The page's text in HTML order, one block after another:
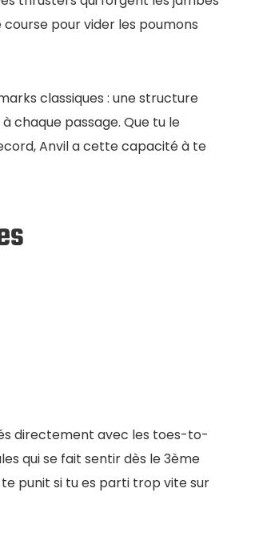
pour vider les poumons
classiques : une structure
chaque passage. Que tu le
Anvil a cette capacité à te
directement avec les toes-to-
qui se fait sentir dès le 3ème
punit si tu es parti trop vite sur